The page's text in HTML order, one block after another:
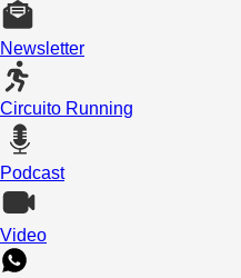
Newsletter
Circuito Running
Podcast
Video